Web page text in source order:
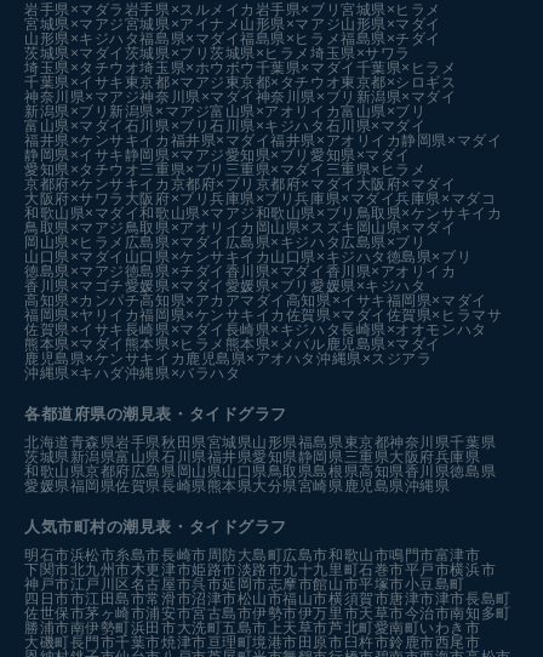
岩手県×マダラ 岩手県×スルメイカ 岩手県×ブリ宮城県×ヒラメ
宮城県×マアジ宮城県×アイナメ 山形県×マアジ山形県×マダイ
山形県×キジハタ福島県×マダイ福島県×ヒラメ福島県×チダイ
茨城県×マダイ 茨城県×ブリ茨城県×ヒラメ埼玉県×サワラ
埼玉県×タチウオ埼玉県×ホウボウ 千葉県×マダイ 千葉県×ヒラメ
千葉県×イサキ 東京都×マアジ 東京都×タチウオ東京都×シロギス
神奈川県×マアジ神奈川県×マダイ 神奈川県×ブリ 新潟県×マダイ
新潟県×ブリ 新潟県×マアジ富山県×アオリイカ富山県×ブリ
富山県×マダイ 石川県×ブリ石川県×キジハタ 石川県×マダイ
福井県×ケンサキイカ 福井県×マダイ福井県×アオリイカ 静岡県×マダイ
静岡県×イサキ 静岡県×マアジ愛知県×ブリ愛知県×マダイ
愛知県×タチウオ三重県×ブリ 三重県×マダイ 三重県×ヒラメ
京都府×ケンサキイカ 京都府×ブリ 京都府×マダイ 大阪府×マダイ
大阪府×サワラ 大阪府×ブリ兵庫県×ブリ兵庫県×マダイ兵庫県×マダコ
和歌山県×マダイ和歌山県×マアジ和歌山県×ブリ 鳥取県×ケンサキイカ
鳥取県×マアジ鳥取県×アオリイカ 岡山県×スズキ 岡山県×マダイ
岡山県×ヒラメ 広島県×マダイ 広島県×キジハタ 広島県×ブリ
山口県×マダイ 山口県×ケンサキイカ 山口県×キジハタ 徳島県×ブリ
徳島県×マアジ徳島県×チダイ 香川県×マダイ 香川県×アオリイカ
香川県×マゴチ愛媛県×マダイ 愛媛県×ブリ愛媛県×キジハタ
高知県×カンパチ高知県×アカアマダイ 高知県×イサキ福岡県×マダイ
福岡県×ヤリイカ福岡県×ケンサキイカ 佐賀県×マダイ 佐賀県×ヒラマサ
佐賀県×イサキ長崎県×マダイ 長崎県×キジハタ長崎県×オオモンハタ
熊本県×マダイ 熊本県×ヒラメ 熊本県×メバル鹿児島県×マダイ
鹿児島県×ケンサキイカ 鹿児島県×アオハタ沖縄県×スジアラ
沖縄県×キハダ沖縄県×バラハタ
各都道府県の潮見表 ・タイドグラフ
北海道青森県岩手県秋田県宮城県山形県福島県東京都神奈川県千葉県
茨城県新潟県富山県石川県福井県愛知県静岡県三重県大阪府兵庫県
和歌山県京都府広島県 岡山県山口県鳥取県島根県高知県香川県徳島県
愛媛県福岡県佐賀県長崎県熊本県大分県宮崎県鹿児島県沖縄県
人気市町村の潮見表・タイドグラフ
明石市浜松市糸島市長崎市周防大島町広島市和歌山市鳴門市富津市
下関市北九州市木更津市姫路市淡路市九十九里町石巻市平戸市横浜市
神戸市江戸川区 名古屋市呉市延岡市志摩市館山市平塚市小豆島町
四日市市江田島市常滑市沼津市松山市福山市横須賀市唐津市津市長島町
佐世保市茅ヶ崎市浦安市宮古島市伊勢市伊万里市天草市今治市南知多町
勝浦市南伊勢町浜田市大洗町五島市 上天草市芦北町愛南町いわき市
大磯町長門市千葉市焼津市亘理町境港市 田原市 臼杵市鈴鹿市西尾市